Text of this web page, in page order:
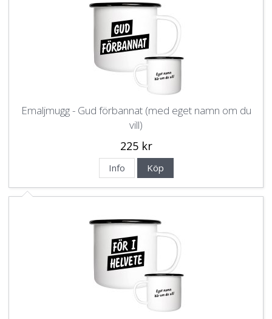
Emaljmugg - Gud förbannat (med eget namn om du
vill)
225 kr
Info Köp